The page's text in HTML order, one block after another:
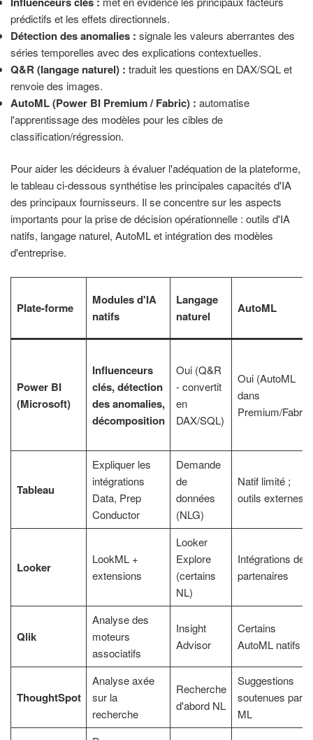
prédictifs et les effets directionnels.
Détection des anomalies : signale les valeurs aberrantes des
séries temporelles avec des explications contextuelles.
Q&R (langage naturel) : traduit les questions en DAX/SQL et
renvoie des images.
AutoML (Power BI Premium / Fabric) : automatise
l'apprentissage des modèles pour les cibles de
classification/régression.
Pour aider les décideurs à évaluer l'adéquation de la plateforme,
le tableau ci-dessous synthétise les principales capacités d'IA
des principaux fournisseurs. Il se concentre sur les aspects
importants pour la prise de décision opérationnelle : outils d'IA
natifs, langage naturel, AutoML et intégration des modèles
d'entreprise.
Plate-forme
Modules d'IA
natifs
Langage
naturel
AutoML
Power BI
(Microsoft)
Influenceurs
clés, détection
des anomalies,
décomposition
Oui (Q&R
- convertit
en
DAX/SQL)
Oui (AutoML
dans
Premium/Fabric)
Tableau
Expliquer les
intégrations
Data, Prep
Conductor
Demande
de
données
(NLG)
Natif limité ;
outils externes
Looker
LookML +
extensions
Looker
Explore
(certains
NL)
Intégrations de
partenaires
Qlik
Analyse des
moteurs
associatifs
Insight
Advisor
Certains
AutoML natifs
ThoughtSpot
Analyse axée
sur la
recherche
Recherche
d'abord NL
Suggestions
soutenues par le
ML